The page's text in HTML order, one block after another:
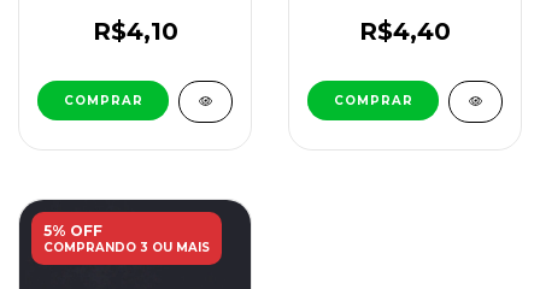
R$4,10 R$4,40
5% OFF
COMPRANDO 3 OU MAIS